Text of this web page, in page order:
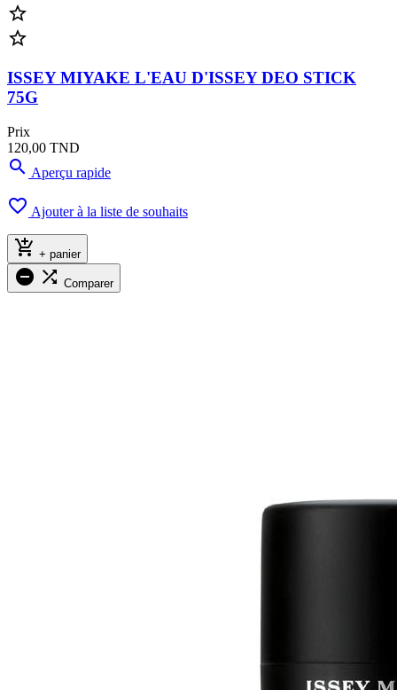


ISSEY MIYAKE L'EAU D'ISSEY DEO STICK
75G
Prix
120,00 TND
 Aperçu rapide
 Ajouter à la liste de souhaits
 + panier
  Comparer